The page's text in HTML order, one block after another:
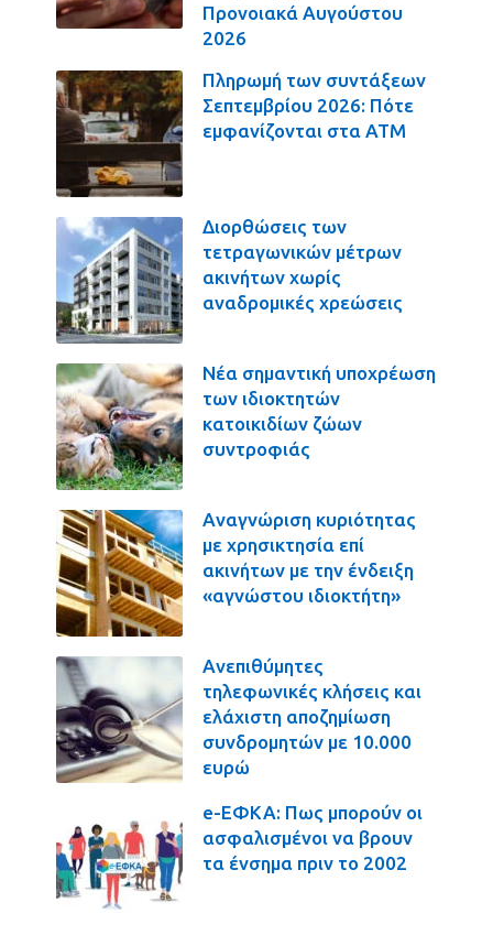
Προνοιακά Αυγούστου
2026
Πληρωμή των συντάξεων
Σεπτεμβρίου 2026: Πότε
εμφανίζονται στα ΑΤΜ
Διορθώσεις των
τετραγωνικών μέτρων
ακινήτων χωρίς
αναδρομικές χρεώσεις
Νέα σημαντική υποχρέωση
των ιδιοκτητών
κατοικιδίων ζώων
συντροφιάς
Αναγνώριση κυριότητας
με χρησικτησία επί
ακινήτων με την ένδειξη
«αγνώστου ιδιοκτήτη»
Ανεπιθύμητες
τηλεφωνικές κλήσεις και
ελάχιστη αποζημίωση
συνδρομητών με 10.000
ευρώ
e-ΕΦΚΑ: Πως μπορούν οι
ασφαλισμένοι να βρουν
τα ένσημα πριν το 2002